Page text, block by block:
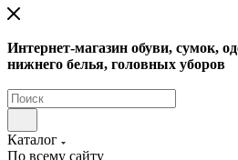
Интернет-магазин обуви, сумок,
нижнего белья, головных уборов
Каталог
По всему сайту